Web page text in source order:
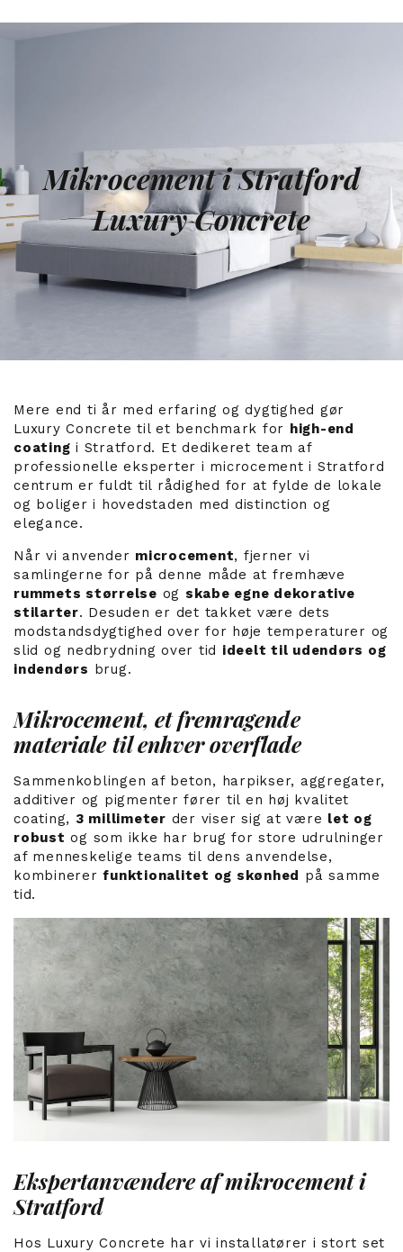
Mikrocement i Stratford
Luxury Concrete
Mere end ti år med erfaring og dygtighed gør
Luxury Concrete til et benchmark for high-end
coating i Stratford. Et dedikeret team af
professionelle eksperter i microcement i Stratford
centrum er fuldt til rådighed for at fylde de lokale
og boliger i hovedstaden med distinction og
elegance.
Når vi anvender microcement, fjerner vi
samlingerne for på denne måde at fremhæve
rummets størrelse og skabe egne dekorative
stilarter. Desuden er det takket være dets
modstandsdygtighed over for høje temperaturer og
slid og nedbrydning over tid ideelt til udendørs og
indendørs brug.
Mikrocement, et fremragende
materiale til enhver overflade
Sammenkoblingen af beton, harpikser, aggregater,
additiver og pigmenter fører til en høj kvalitet
coating, 3 millimeter der viser sig at være let og
robust og som ikke har brug for store udrulninger
af menneskelige teams til dens anvendelse,
kombinererfunktionalitet og skønhed på samme
tid.
Ekspertanvændere af mikrocement i
Stratford
Hos Luxury Concrete har vi installatører i stort set